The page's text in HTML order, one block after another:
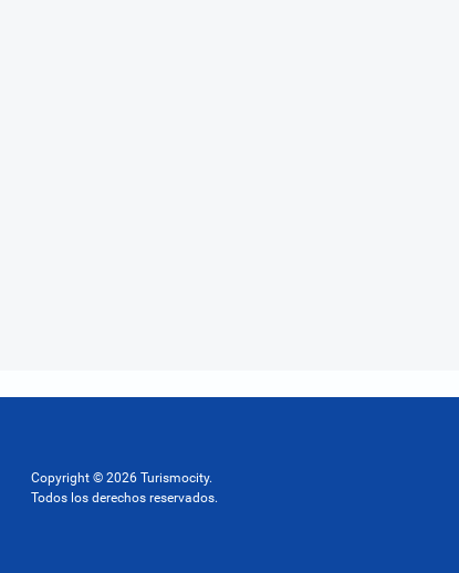
Copyright © 2026 Turismocity.
Todos los derechos reservados.